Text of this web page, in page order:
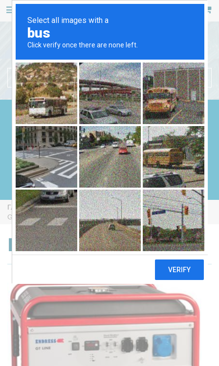
БЕНЗИНОВЫЕ ГЕНЕРАТОРЫ
ДИЗЕЛЬНЫЕ ГЕНЕРАТОРЫ
ГАЗОВЫЕ ГЕНЕРАТОРЫ
СВАРОЧНЫЕ ГЕНЕРАТОРЫ
ГЕНЕРАТОРЫ ОТ ВОМ
Главная Бензиновые Генераторы
Endress ESE 606 RS-
GT
Endress ESE 606 RS-GT